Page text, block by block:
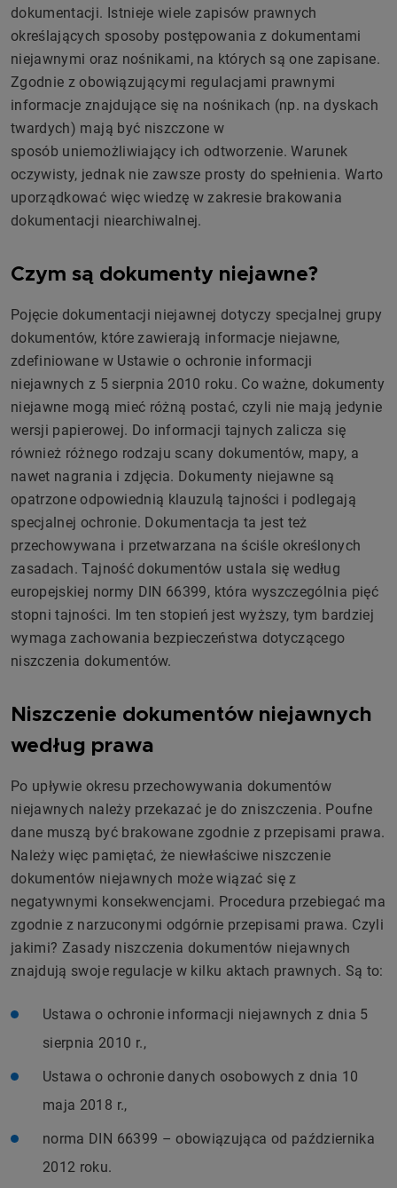
dokumentacji. Istnieje wiele zapisów prawnych
określających sposoby postępowania z dokumentami
niejawnymi oraz nośnikami, na których są one zapisane.
Zgodnie z obowiązującymi regulacjami prawnymi
informacje znajdujące się na nośnikach (np. na dyskach
twardych) mają być niszczone w
sposób uniemożliwiający ich odtworzenie. Warunek
oczywisty, jednak nie zawsze prosty do spełnienia. Warto
uporządkować więc wiedzę w zakresie brakowania
dokumentacji niearchiwalnej.
Czym są dokumenty niejawne?
Pojęcie dokumentacji niejawnej dotyczy specjalnej grupy
dokumentów, które zawierają informacje niejawne,
zdefiniowane w Ustawie o ochronie informacji
niejawnych z 5 sierpnia 2010 roku. Co ważne, dokumenty
niejawne mogą mieć różną postać, czyli nie mają jedynie
wersji papierowej. Do informacji tajnych zalicza się
również różnego rodzaju scany dokumentów, mapy, a
nawet nagrania i zdjęcia. Dokumenty niejawne są
opatrzone odpowiednią klauzulą tajności i podlegają
specjalnej ochronie. Dokumentacja ta jest też
przechowywana i przetwarzana na ściśle określonych
zasadach. Tajność dokumentów ustala się według
europejskiej normy DIN 66399, która wyszczególnia pięć
stopni tajności. Im ten stopień jest wyższy, tym bardziej
wymaga zachowania bezpieczeństwa dotyczącego
niszczenia dokumentów.
Niszczenie dokumentów niejawnych
według prawa
Po upływie okresu przechowywania dokumentów
niejawnych należy przekazać je do zniszczenia. Poufne
dane muszą być brakowane zgodnie z przepisami prawa.
Należy więc pamiętać, że niewłaściwe niszczenie
dokumentów niejawnych może wiązać się z
negatywnymi konsekwencjami. Procedura przebiegać ma
zgodnie z narzuconymi odgórnie przepisami prawa. Czyli
jakimi? Zasady niszczenia dokumentów niejawnych
znajdują swoje regulacje w kilku aktach prawnych. Są to:
Ustawa o ochronie informacji niejawnych z dnia 5
sierpnia 2010 r.,
Ustawa o ochronie danych osobowych z dnia 10
maja 2018 r.,
norma DIN 66399 – obowiązująca od października
2012 roku.